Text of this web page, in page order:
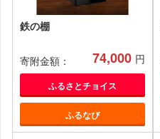
鉄の棚
寄附金額： 74,000 円
ふるさとチョイス
ふるなび